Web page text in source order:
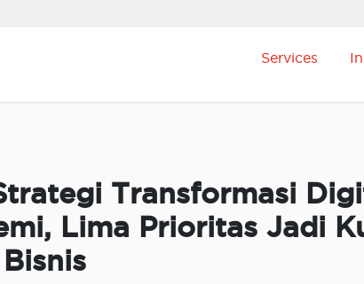
Services
Transformasi
Lima Prioritas Jadi